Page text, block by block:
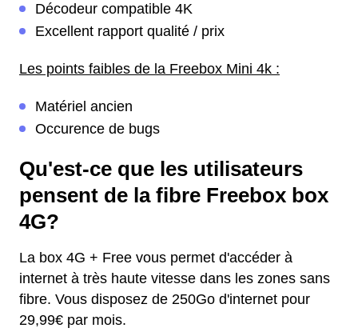
Décodeur compatible 4K
Excellent rapport qualité / prix
Les points faibles de la Freebox Mini 4k :
Matériel ancien
Occurence de bugs
Qu'est-ce que les utilisateurs
pensent de la fibre Freebox box
4G?
La box 4G + Free vous permet d'accéder à
internet à très haute vitesse dans les zones sans
fibre. Vous disposez de 250Go d'internet pour
29,99€ par mois.